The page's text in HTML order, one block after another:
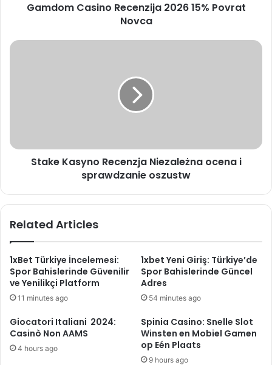
Gamdom Casino Recenzija 2026 15% Povrat
Novca
Stake Kasyno Recenzja Niezależna ocena i
sprawdzanie oszustw
Related Articles
1xBet Türkiye İncelemesi:
Spor Bahislerinde Güvenilir
ve Yenilikçi Platform
11 minutes ago
1xbet Yeni Giriş: Türkiye’de
Spor Bahislerinde Güncel
Adres
54 minutes ago
Giocatori Italiani ️ 2024:
Casinò Non AAMS
4 hours ago
Spinia Casino: Snelle Slot
Winsten en Mobiel Gamen
op Eén Plaats
9 hours ago